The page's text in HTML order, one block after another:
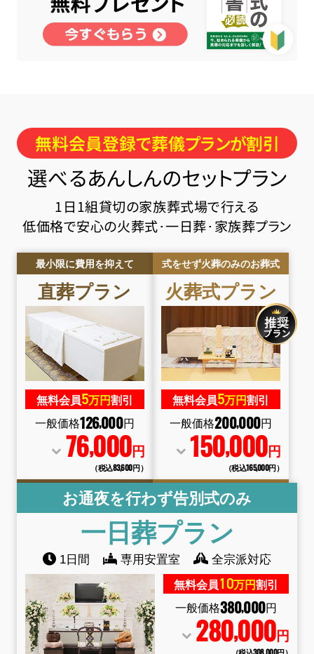
無料会員登録で葬儀プランが割引
選べるあんしんのセットプラン
1日1組貸切の家族葬式場で行える
低価格で安心の火葬式･一日葬･家族葬プラン
最小限に費用を抑えて
直葬プラン
無料会員5万円割引
一般価格126,000円
76,000円
（税込83,600円）
式をせず火葬のみのお葬式
火葬式プラン
無料会員5万円割引
一般価格200,000円
150,000円
（税込165,000円）
お通夜を行わず告別式のみ
一日葬プラン
1日間 専用安置室 全宗派対応
無料会員10万円割引
一般価格380,000円
280,000円
（税込308000円）